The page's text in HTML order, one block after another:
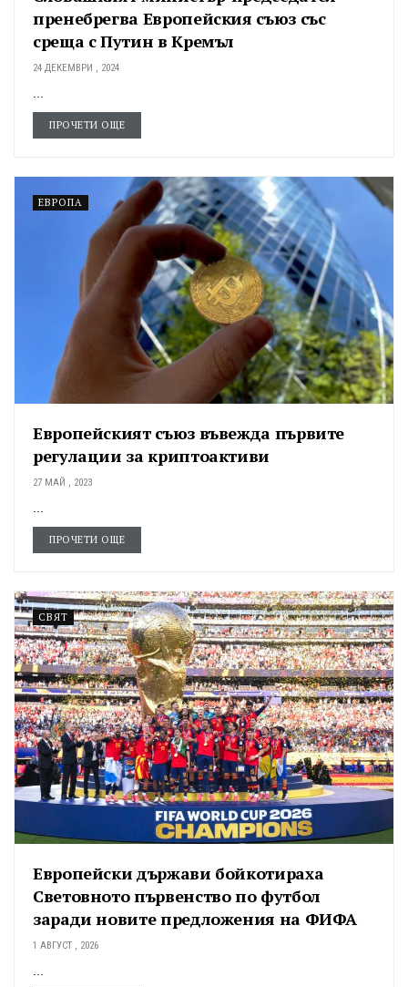
пренебрегва Европейския съюз със
среща с Путин в Кремъл
24 ДЕКЕМВРИ , 2024
ПРОЧЕТИ ОЩЕ
ЕВРОПА
Европейският съюз въвежда първите
регулации за криптоактиви
27 МАЙ , 2023
ПРОЧЕТИ ОЩЕ
СВЯТ
Европейски държави бойкотираха
Световното първенство по футбол
заради новите предложения на ФИФА
1 АВГУСТ , 2026